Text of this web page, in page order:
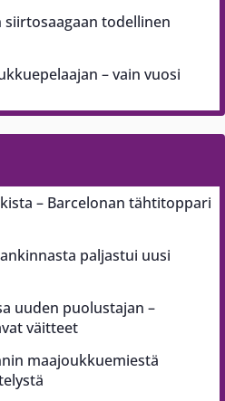
siirtosaagaan todellinen
– vain vuosi
– Barcelonan tähtitoppari
paljastui uusi
uuden puolustajan –
väitteet
maajoukkuemiestä